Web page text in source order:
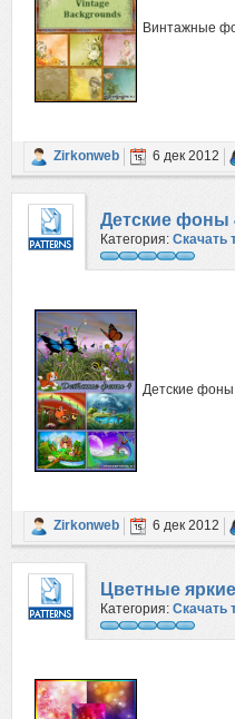
Винтажные
Zirkonweb 6 дек 2012
Детские фоны
Категория: Скачать
Детские
Zirkonweb 6 дек 2012
Цветные
Категория: Скачать